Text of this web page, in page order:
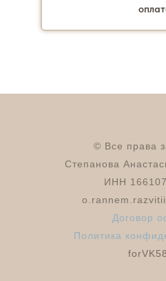
© Все права
Степанова
ИНН
Договор
Политика